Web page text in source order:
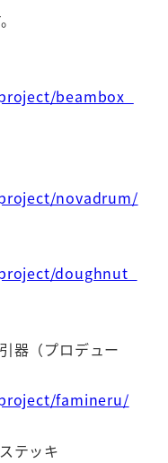
beambox_
novadrum/
doughnut_
器（プロデュー
famineru/
テッキ